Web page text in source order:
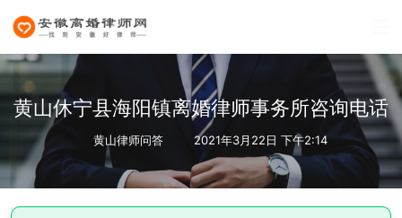
黄山休宁县海阳镇离婚律师事务所咨询电话
黄山律师问答 2021年3月22日 下午2:14